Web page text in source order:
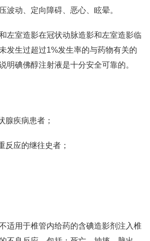
波动、定向障碍、恶心、眩晕。
左室造影在冠状动脉造影和左室造影临
发生过超过1%发生率的与药物有关的
明碘佛醇注射液是十分安全可靠的。
腺疾病患者；
反应的继往史者；
适用于椎管内给药的含碘造影剂注入椎